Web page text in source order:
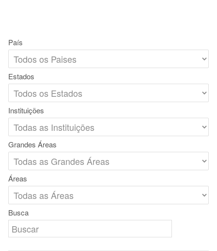
País
Estados
Instituições
Grandes Áreas
Áreas
Busca